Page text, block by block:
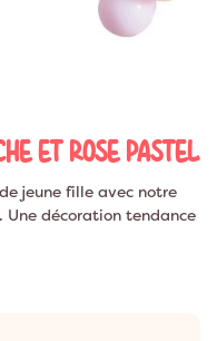
ET ROSE PASTEL
jeune fille avec notre
Une décoration tendance